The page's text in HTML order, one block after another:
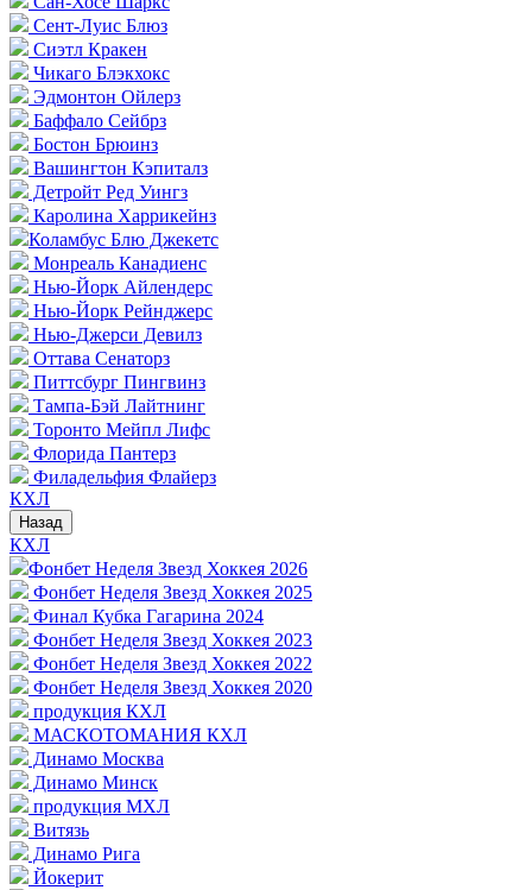
Сент-Луис Блюз
Сиэтл Кракен
Чикаго Блэкхокс
Эдмонтон Ойлерз
Баффало Сейбрз
Бостон Брюинз
Вашингтон Кэпиталз
Детройт Ред Уингз
Каролина Харрикейнз
Коламбус Блю Джекетс
Монреаль Канадиенс
Нью-Йорк Айлендерс
Нью-Йорк Рейнджерс
Нью-Джерси Девилз
Оттава Сенаторз
Питтсбург Пингвинз
Тампа-Бэй Лайтнинг
Торонто Мейпл Лифс
Флорида Пантерз
Филадельфия Флайерз
КХЛ
Назад
КХЛ
Фонбет Неделя Звезд Хоккея 2026
Фонбет Неделя Звезд Хоккея 2025
Финал Кубка Гагарина 2024
Фонбет Неделя Звезд Хоккея 2023
Фонбет Неделя Звезд Хоккея 2022
Фонбет Неделя Звезд Хоккея 2020
продукция КХЛ
МАСКОТОМАНИЯ КХЛ
Динамо Москва
Динамо Минск
продукция МХЛ
Витязь
Динамо Рига
Йокерит